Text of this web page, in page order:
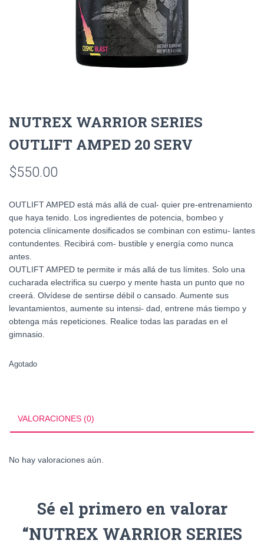
NUTREX WARRIOR SERIES
OUTLIFT AMPED 20 SERV
$550.00
OUTLIFT AMPED está más allá de cual- quier pre-entrenamiento
que haya tenido. Los ingredientes de potencia, bombeo y
potencia clínicamente dosificados se combinan con estimu- lantes
contundentes. Recibirá com- bustible y energía como nunca
antes.
OUTLIFT AMPED te permite ir más allá de tus límites. Solo una
cucharada electrifica su cuerpo y mente hasta un punto que no
creerá. Olvídese de sentirse débil o cansado. Aumente sus
levantamientos, aumente su intensi- dad, entrene más tiempo y
obtenga más repeticiones. Realice todas las paradas en el
gimnasio.
Agotado
VALORACIONES (0)
No hay valoraciones aún.
Sé el primero en valorar
“NUTREX WARRIOR SERIES